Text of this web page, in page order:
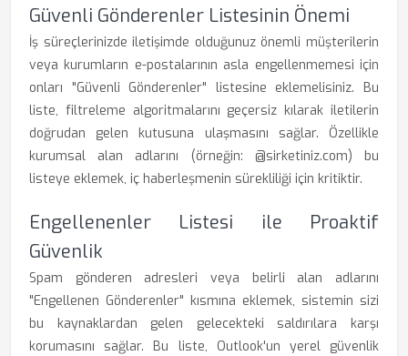
Güvenli Gönderenler Listesinin Önemi
İş süreçlerinizde iletişimde olduğunuz önemli müşterilerin
veya kurumların e-postalarının asla engellenmemesi için
onları "Güvenli Gönderenler" listesine eklemelisiniz. Bu
liste, filtreleme algoritmalarını geçersiz kılarak iletilerin
doğrudan gelen kutusuna ulaşmasını sağlar. Özellikle
kurumsal alan adlarını (örneğin: @sirketiniz.com) bu
listeye eklemek, iç haberleşmenin sürekliliği için kritiktir.
Engellenenler Listesi ile Proaktif
Güvenlik
Spam gönderen adresleri veya belirli alan adlarını
"Engellenen Gönderenler" kısmına eklemek, sistemin sizi
bu kaynaklardan gelen gelecekteki saldırılara karşı
korumasını sağlar. Bu liste, Outlook'un yerel güvenlik